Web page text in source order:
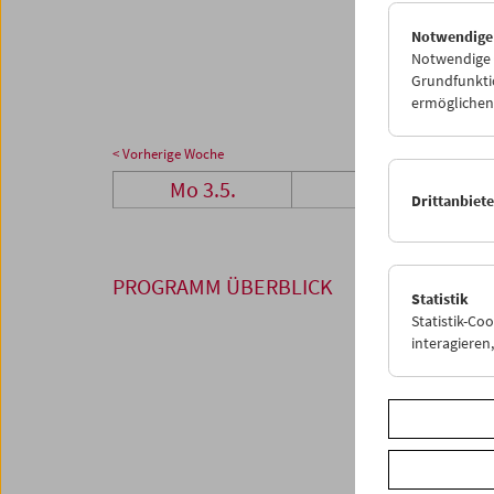
31
< Vorherige Woche
Mo 3.5.
PROGRAMM ÜBERBLICK
Notwendige
Statistik
Statistik-